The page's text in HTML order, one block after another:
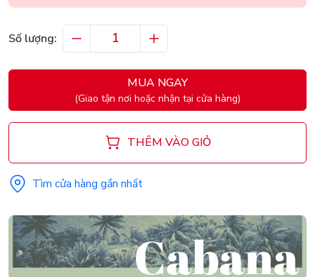
Số lượng:
MUA NGAY
(Giao tận nơi hoặc nhận tại cửa hàng)
THÊM VÀO GIỎ
Tìm cửa hàng gần nhất